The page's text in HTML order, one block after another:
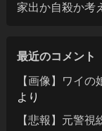
家出か自殺か考
最近のコメント
【画像】ワイ
より
【悲報】元警視